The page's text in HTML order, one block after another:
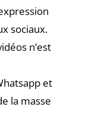
sociaux.
n’est
et
la masse